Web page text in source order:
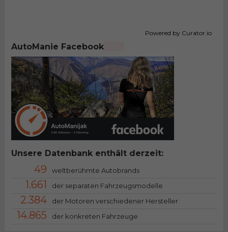
Powered by Curator.io
AutoManie Facebook
Unsere Datenbank enthält derzeit:
49 weltberühmte Autobrands
1.661 der separaten Fahrzeugsmodelle
2.384 der Motoren verschiedener Hersteller
14.865 der konkreten Fahrzeuge